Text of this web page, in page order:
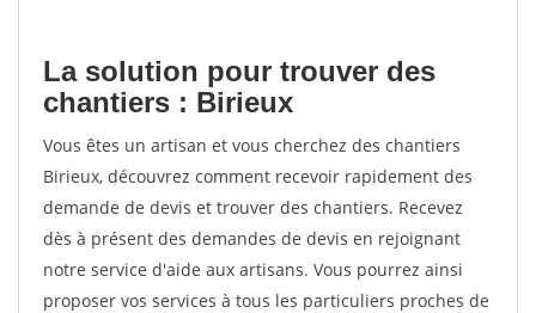
La solution pour trouver des
chantiers : Birieux
Vous êtes un artisan et vous cherchez des chantiers
Birieux, découvrez comment recevoir rapidement des
demande de devis et trouver des chantiers. Recevez
dès à présent des demandes de devis en rejoignant
notre service d'aide aux artisans. Vous pourrez ainsi
proposer vos services à tous les particuliers proches de